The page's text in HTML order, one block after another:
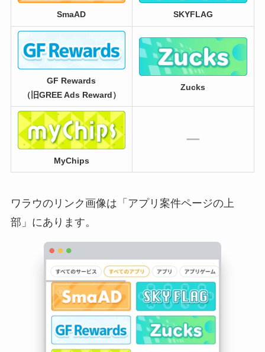
SmaAD SKYFLAG
GF Rewards
（旧GREE Ads Reward）
Zucks
MyChips
ワラウのリンク画像は「アプリ案件ページの上
部」にあります。